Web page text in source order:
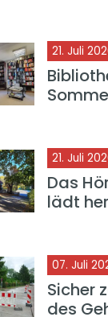
21. Juli
21. Juli
Das
lädt
07. Juli
Sicher
des